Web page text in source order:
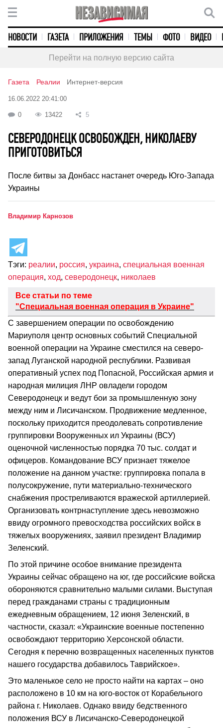
НОВОСТИ ГАЗЕТА ПРИЛОЖЕНИЯ ТЕМЫ ФОТО ВИДЕО
Перейти на полную версию сайта
Газета Реалии Интернет-версия
16.06.2022 20:41:00
0 13422 5
СЕВЕРОДОНЕЦК ОСВОБОЖДЕН, НИКОЛАЕВУ
ПРИГОТОВИТЬСЯ
После битвы за Донбасс настанет очередь Юго-Запада
Украины
Владимир Карнозов
Тэги: реалии, россия, украина, специальная военная
операция, ход, северодонецк, николаев
Все статьи по теме
"Специальная военная операция в Украине"
С завершением операции по освобождению
Мариуполя центр основных событий Специальной
военной операции на Украине сместился на северо-
запад Луганской народной республики. Развивая
оперативный успех под Попасной, Российская армия и
народная милиция ЛНР овладели городом
Северодонецк и ведут бои за промышленную зону
между ним и Лисичанском. Продвижение медленное,
поскольку приходится преодолевать сопротивление
группировки Вооруженных ил Украины (ВСУ)
оценочной численностью порядка 70 тыс. солдат и
офицеров. Командование ВСУ признает тяжелое
положение на данном участке: группировка попала в
полусокружение, пути материально-технического
снабжения простреливаются вражеской артиллерией.
Организовать контрнаступление здесь невозможно
ввиду огромного превосходства российских войск в
тяжелых вооружениях, заявил президент Владимир
Зеленский.
По этой причине особое внимание президента
Украины сейчас обращено на юг, где российские войска
обороняются сравнительно малыми силами. Выступая
перед гражданами страны с традиционным
ежедневным обращением, 12 июня Зеленский, в
частности, сказал: «Украинские военные постепенно
освобождают территорию Херсонской области.
Сегодня к перечню возвращенных населенных пунктов
нашего государства добавилось Таврийское».
Это маленькое село не просто найти на картах – оно
расположено в 10 км на юго-восток от Корабельного
района г. Николаев. Однако ввиду бедственного
положения ВСУ в Лисичанско-Северодонецкой